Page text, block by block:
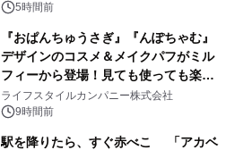
5時間前
『おぱんちゅうさぎ』『んぽちゃむ』
デザインのコスメ＆メイクパフがミル
フィーから登場！見ても使っても楽し
い、ポップでキュートなコレクショ
ン。
ライフスタイルカンパニー株式会社
9時間前
駅を降りたら、すぐ赤べこ 「アカベ